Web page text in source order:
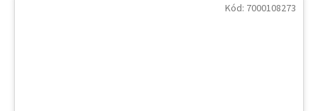
Kód: 7000108273